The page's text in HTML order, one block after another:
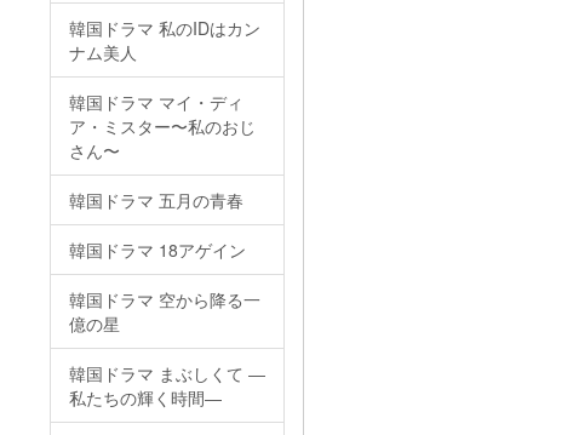
韓国ドラマ 私のIDはカン
ナム美人
韓国ドラマ マイ・ディ
ア・ミスター〜私のおじ
さん〜
韓国ドラマ 五月の青春
韓国ドラマ 18アゲイン
韓国ドラマ 空から降る一
億の星
韓国ドラマ まぶしくて ―
私たちの輝く時間―